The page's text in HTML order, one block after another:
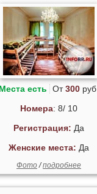
Места есть От300руб.
Номера: 8/ 10
Регистрация: Да
Женские места: Да
Фото/подробнее